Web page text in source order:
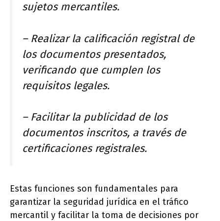
sujetos mercantiles.
– Realizar la calificación registral de
los documentos presentados,
verificando que cumplen los
requisitos legales.
– Facilitar la publicidad de los
documentos inscritos, a través de
certificaciones registrales.
Estas funciones son fundamentales para
garantizar la seguridad jurídica en el tráfico
mercantil y facilitar la toma de decisiones por